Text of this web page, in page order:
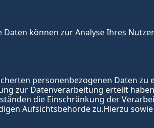
können zur Analyse Ihres
personenbezogenen Daten zu
zur Datenverarbeitung erteilt
die Einschränkung der
Aufsichtsbehörde zu.Hierzu